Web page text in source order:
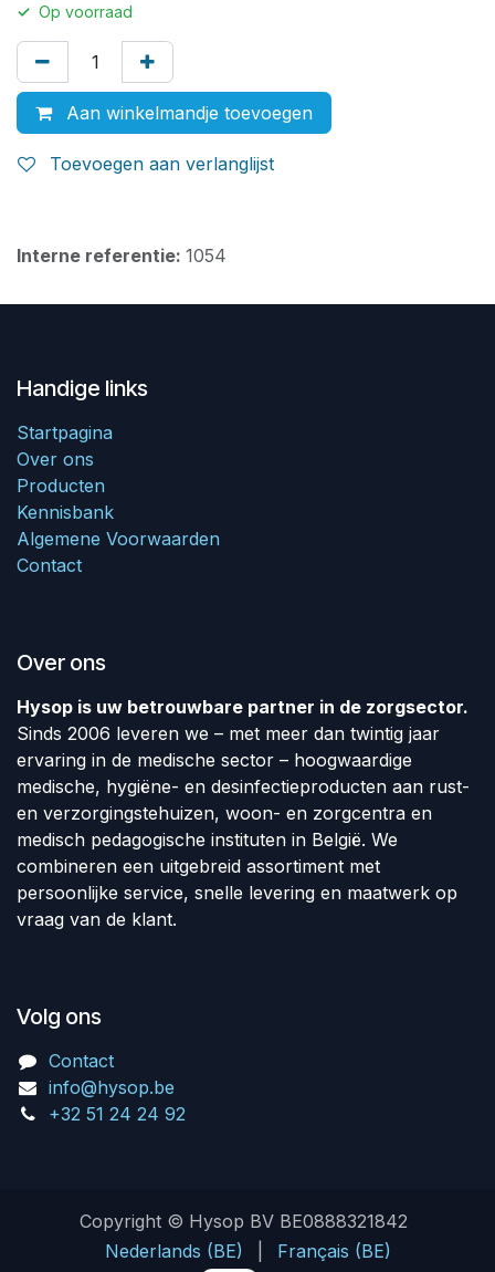
✓ Op voorraad
Aan winkelmandje toevoegen
Toevoegen aan verlanglijst
Interne referentie: 1054
Handige links
Startpagina
Over ons
Producten
Kennisbank
Algemene Voorwaarden
Contact
Over ons
Hysop is uw betrouwbare partner in de zorgsector.
Sinds 2006 leveren we – met meer dan twintig jaar
ervaring in de medische sector – hoogwaardige
medische, hygiëne- en desinfectieproducten aan rust-
en verzorgingstehuizen, woon- en zorgcentra en
medisch pedagogische instituten in België. We
combineren een uitgebreid assortiment met
persoonlijke service, snelle levering en maatwerk op
vraag van de klant.
Volg ons
Contact
info@hysop.be
+32 51 24 24 92
Copyright © Hysop BV BE0888321842
Nederlands (BE)
Français (BE)